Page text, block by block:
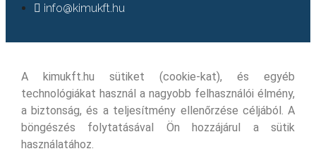
info@kimukft.hu
A kimukft.hu sütiket (cookie-kat), és egyéb
technológiákat használ a nagyobb felhasználói élmény,
a biztonság, és a teljesítmény ellenőrzése céljából. A
böngészés folytatásával Ön hozzájárul a sütik
használatához.